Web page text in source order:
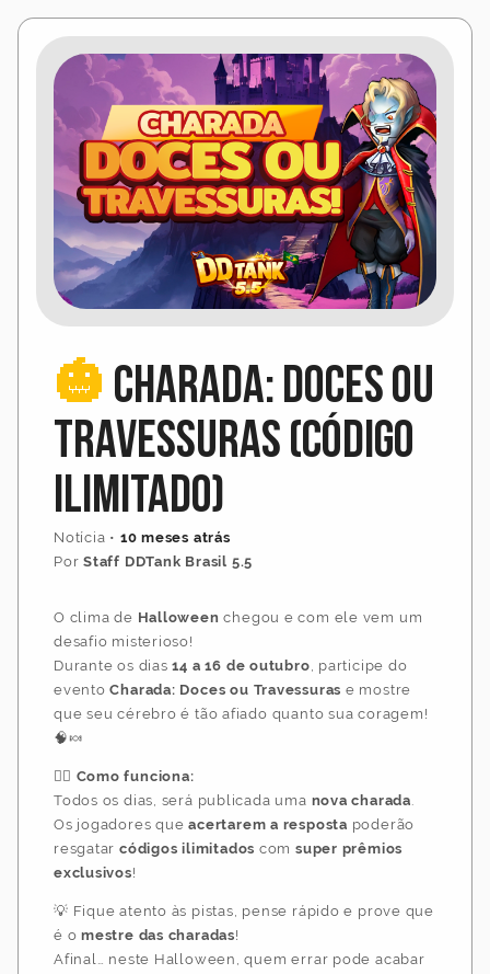
🎃 Charada: Doces ou
Travessuras (Código
Ilimitado)
Notícia • 10 meses atrás
PorStaff DDTank Brasil 5.5
O clima de Halloween chegou e com ele vem um
desafio misterioso!
Durante os dias14 a 16 de outubro, participe do
eventoCharada: Doces ou Travessuras e mostre
que seu cérebro é tão afiado quanto sua coragem!
🧠🍬
🕵️‍♂️ Como funciona:
Todos os dias, será publicada uma nova charada.
Os jogadores queacertarem a resposta poderão
resgatarcódigos ilimitados com super prêmios
exclusivos!
💡 Fique atento às pistas, pense rápido e prove que
é omestre das charadas!
Afinal… neste Halloween, quem errar pode acabar